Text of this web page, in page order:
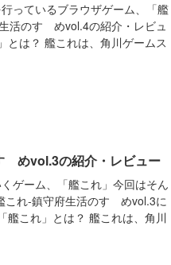
っているブラウザゲーム、「艦
活のすゝめvol.4の紹介・レビュ
とは？ 艦これは、角川ゲームス
めvol.3の紹介・レビュー
ゲーム、「艦これ」今回はそん
れ-鎮守府生活のすゝめvol.3に
艦これ」とは？ 艦これは、角川